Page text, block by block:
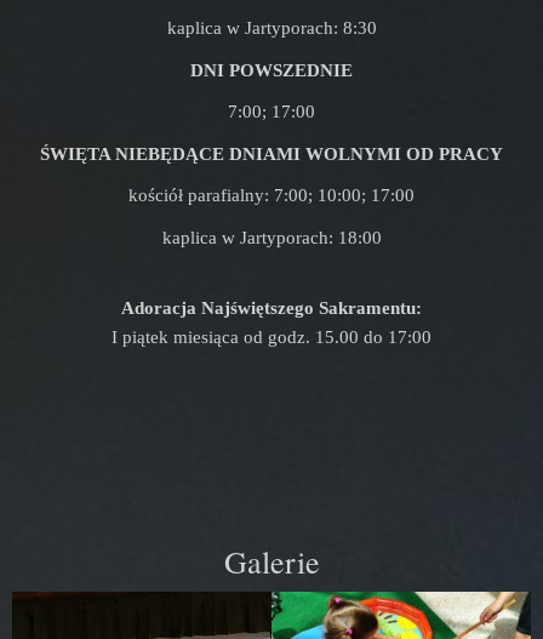
kaplica w Jartyporach: 8:30
DNI POWSZEDNIE
7:00; 17:00
ŚWIĘTA NIEBĘDĄCE DNIAMI WOLNYMI OD PRACY
kościół parafialny: 7:00; 10:00; 17:00
kaplica w Jartyporach: 18:00
Adoracja Najświętszego Sakramentu:
I piątek miesiąca od godz. 15.00 do 17:00
Galerie